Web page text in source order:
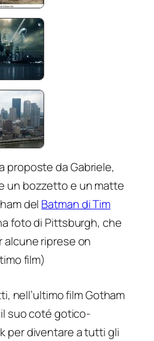
proposte da Gabriele,
un bozzetto e un matte
del Batman di Tim
foto di Pittsburgh, che
alcune riprese on
film)
nell’ultimo film Gotham
suo coté gotico-
per diventare a tutti gli